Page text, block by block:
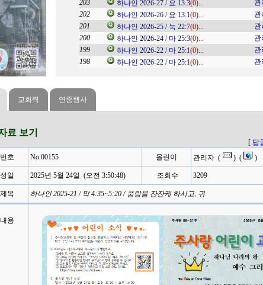
09-03
08-27
08-24
07-02
09-19
08-31
203
하나인 2026-27 / 요 13:3(0)... 관
202
하나인 2026-26 / 요 13:1(0)... 관
201
하나인 2026-25 / 눅 22:7(0)... 관
200
하나인 2026-24 / 마 25:3(0)... 관
199
하나인 2026-22 / 마 25:1(0)... 관
198
하나인 2026-22 / 마 25:1(0)... 관
교회력 연중행사
료 보기
[ 답
호
No.00155 올린이 관리자 ( ) ( )
일 2025년 5월 24일 (오전 3:50:48) 조회수 3209
목 하나인 2025-21 / 막 4:35~5:20 / 풍랑을 잔잔케 하시고, 귀
용